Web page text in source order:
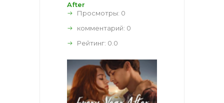
After
Просмотры: 0
комментарий: 0
Рейтинг: 0.0